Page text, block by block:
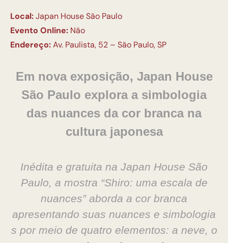
Local:Japan House São Paulo
Evento Online: Não
Endereço:Av. Paulista, 52 – São Paulo, SP
Em nova exposição, Japan House
São Paulo explora a simbologia
das nuances da cor branca na
cultura japonesa
Inédita e gratuita na Japan House São
Paulo, a mostra “Shiro: uma escala de
nuances” aborda a cor branca
apresentando suas nuances e simbologia​
s​ por meio de quatro elementos: a neve, o